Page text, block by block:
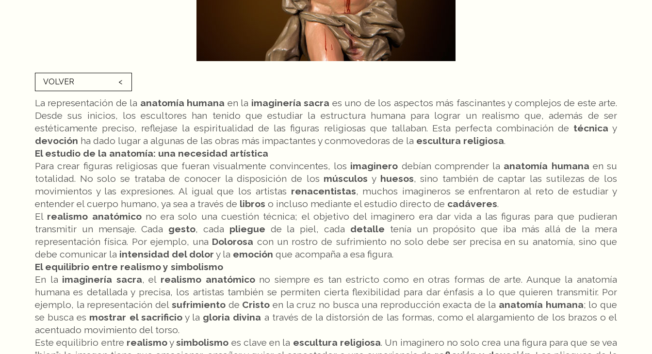
VOLVER
La representación de la anatomía humana en la imaginería sacra es uno de los aspectos más fascinantes y complejos de este arte.
Desde sus inicios, los escultores han tenido que estudiar la estructura humana para lograr un realismo que, además de ser
estéticamente preciso, reflejase la espiritualidad de las figuras religiosas que tallaban. Esta perfecta combinación de técnica y
devoción ha dado lugar a algunas de las obras más impactantes y conmovedoras de la escultura religiosa.
El estudio de la anatomía: una necesidad artística
Para crear figuras religiosas que fueran visualmente convincentes, los imaginero debían comprender la anatomía humana en su
totalidad. No solo se trataba de conocer la disposición de los músculos y huesos, sino también de captar las sutilezas de los
movimientos y las expresiones. Al igual que los artistas renacentistas, muchos imagineros se enfrentaron al reto de estudiar y
entender el cuerpo humano, ya sea a través de libros o incluso mediante el estudio directo de cadáveres.
El realismo anatómicono era solo una cuestión técnica; el objetivo del imaginero era dar vida a las figuras para que pudieran
transmitir un mensaje. Cada gesto, cada pliegue de la piel, cada detalle tenía un propósito que iba más allá de la mera
representación física. Por ejemplo, una Dolorosa con un rostro de sufrimiento no solo debe ser precisa en su anatomía, sino que
debe comunicar la intensidad del dolor y la emoción que acompaña a esa figura.
El equilibrio entre realismo y simbolismo
En la imaginería sacra, el realismo anatómicono siempre es tan estricto como en otras formas de arte. Aunque la anatomía
humana es detallada y precisa, los artistas también se permiten cierta flexibilidad para dar énfasis a lo que quieren transmitir. Por
ejemplo, la representación del sufrimientode Cristo en la cruz no busca una reproducción exacta de la anatomía humana; lo que
se busca es mostrar el sacrificioy la gloria divina a través de la distorsión de las formas, como el alargamiento de los brazos o el
acentuado movimiento del torso.
Este equilibrio entre realismoysimbolismo es clave en la escultura religiosa. Un imaginero no solo crea una figura para que se vea